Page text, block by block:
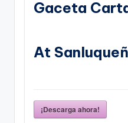
Gaceta
At
¡Descarga ahora!